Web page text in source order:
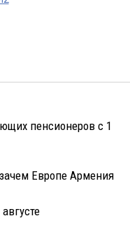
пенсионеров с 1
Европе Армения